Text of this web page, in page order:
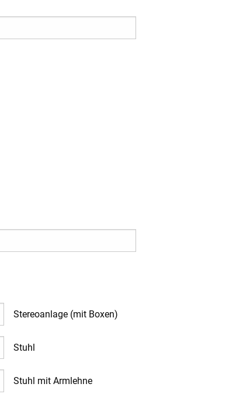
Stereoanlage (mit Boxen)
Stuhl
Stuhl mit Armlehne